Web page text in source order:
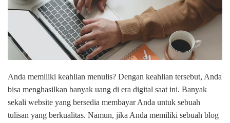
Anda memiliki keahlian menulis? Dengan keahlian tersebut, Anda
bisa menghasilkan banyak uang di era digital saat ini. Banyak
sekali website yang bersedia membayar Anda untuk sebuah
tulisan yang berkualitas. Namun, jika Anda memiliki sebuah blog